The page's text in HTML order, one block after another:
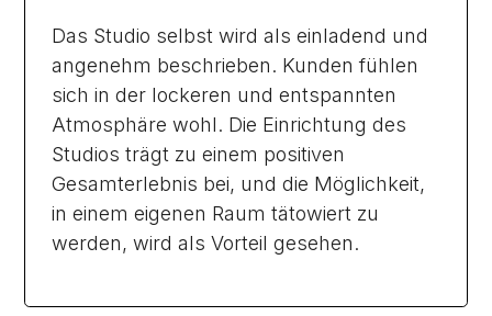
Das Studio selbst wird als einladend und
angenehm beschrieben. Kunden fühlen
sich in der lockeren und entspannten
Atmosphäre wohl. Die Einrichtung des
Studios trägt zu einem positiven
Gesamterlebnis bei, und die Möglichkeit,
in einem eigenen Raum tätowiert zu
werden, wird als Vorteil gesehen.